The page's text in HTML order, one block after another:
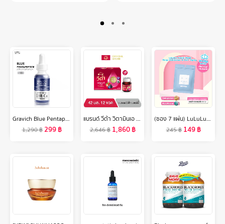
Gravich Blue Pentapeptide Activator Serum 30 ml
1,290฿299฿
แบรนด์ วีต้า วิตามินเอ เบอร์รี่ 42 มล. แพค 12 ขวด x 6 แพค (72 ขวด) (ยกลัง) (VETA)
2,646฿ 1,860฿
(ซอง 7 แผ่น) LuLuLun Pure Moist Face mask ลูลูลูน แผ่นมาสก์หน้า สูตรผิวชุ่มชื้น ป้องกันริ้วรอย เพียว มอยซ์
245฿ 149฿